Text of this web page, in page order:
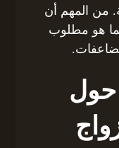
من المهم أن
هو مطلوب
حول